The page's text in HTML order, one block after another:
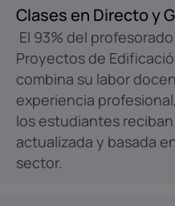
Clases en Directo y
El 93% del
Proyectos de
combina su labor
experiencia
los estudiantes
actualizada y basada
sector.